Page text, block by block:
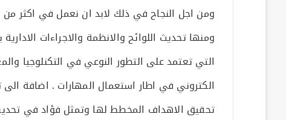
ومن اجل النجاح في ذلك لابد ان نعمل في اكثر
ومنها تحديث اللوائح والانظمة والاجراءات
التي تعتمد على التطور النوعي في التكنلوجيا
الكتروني في اطار استعمال المهارات . اضافة
تحقيق الاهداف المخطط لها وتمثل فؤاد في